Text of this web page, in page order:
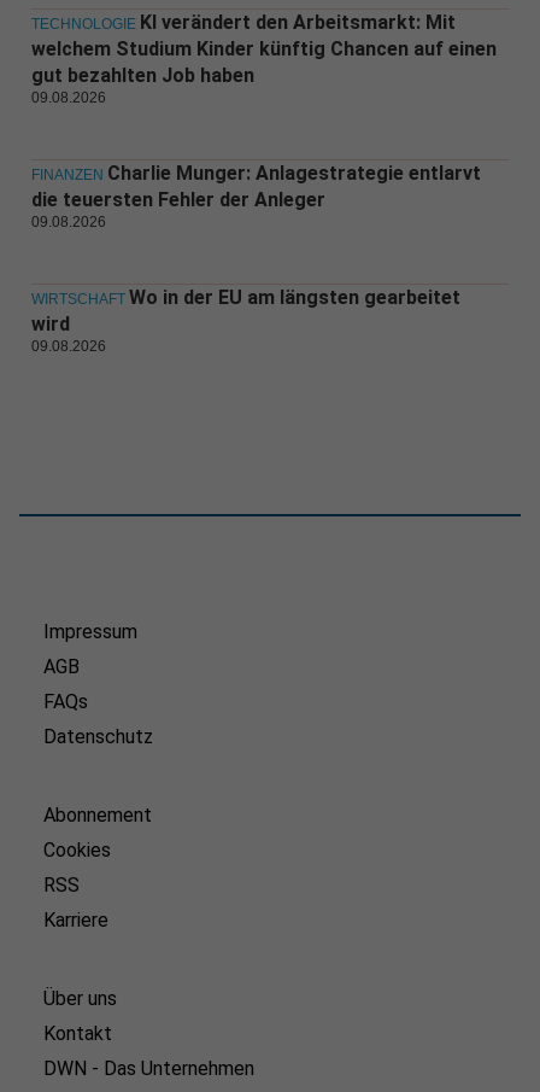
TECHNOLOGIE KI verändert den Arbeitsmarkt: Mit
welchem Studium Kinder künftig Chancen auf einen
gut bezahlten Job haben
09.08.2026
FINANZEN Charlie Munger: Anlagestrategie entlarvt
die teuersten Fehler der Anleger
09.08.2026
WIRTSCHAFT Wo in der EU am längsten gearbeitet
wird
09.08.2026
Impressum
AGB
FAQs
Datenschutz
Abonnement
Cookies
RSS
Karriere
Über uns
Kontakt
DWN - Das Unternehmen